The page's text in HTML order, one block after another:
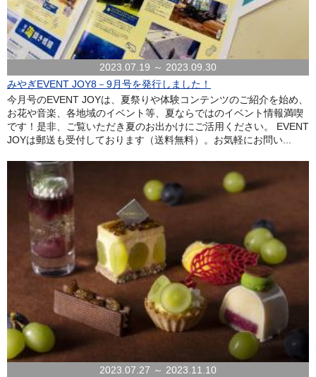
2023.07.19 ～ 2023.09.30
みやぎEVENT JOY8－9月号を発行しました！
今月号のEVENT JOYは、夏祭りや体験コンテンツのご紹介を始め、
お花や音楽、各地域のイベント等、夏ならではのイベント情報満喫
です！是非、ご覧いただき夏のお出かけにご活用ください。 EVENT
JOYは郵送も受付しております（送料無料）。お気軽にお問い...
2023.07.27 ～ 2023.11.10